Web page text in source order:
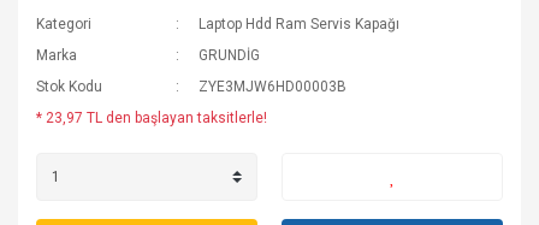
Kategori
Laptop Hdd Ram Servis Kapağı
Marka
GRUNDİG
Stok Kodu
ZYE3MJW6HD00003B
* 23,97 TL den başlayan taksitlerle!